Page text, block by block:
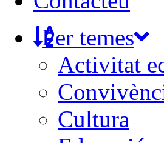
Per temes
Activitat
Cultura